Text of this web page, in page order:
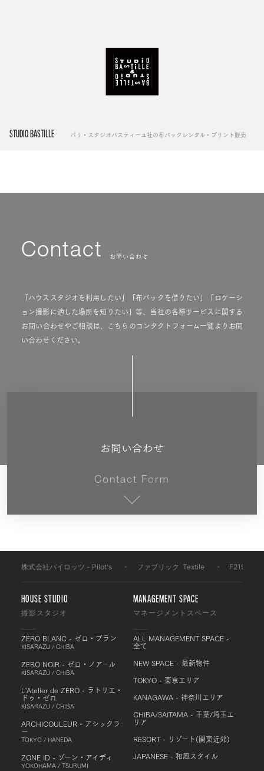
STUDIO BASTILLE パリ・スタジオバスティーユ社の布バックレンタル・プリント販売
Contact お問い合わせ
「ハウススタジオを利用したい」「布バックを借りたい」「ロケーシ
ョン撮影に適した場所を知りたい」等、当社の各種サービスに関する
お問い合わせやご相談は、こちらのコンタクトフォーム一覧よりお問
い合わせください。
お問い合わせ
Contact Form
株式会社パイロッツ - Pilot's ファブリック Textile F2197A
HOUSE STUDIO
撮影スタジオ
ZERO BLANC - ゼロ・ブラン
KISARAZU / CHIBA
ZERO NOIR - ゼロ・ノアール
KISARAZU / CHIBA
L'Atelier de ZERO - ラトリエ・
ドゥ・ゼロ
KISARAZU / CHIBA
ARCHICOULEUR - アシックラ
ー
TOKYO / HANEDA
ZONE ID - ゾーン・アイディ
YOKOHAMA / TSURUMI
MANAGEMENT SPACE
マネージメントスペース
ALL MANAGEMENT SPACE -
全て
NEW SPACE - 最新物件
TOKYO - 東京エリア
KANAGAWA - 神奈川エリア
CHIBA/SAITAMA - 千葉/埼玉エ
リア
RESORT - リゾート(関東近郊)
JAPANESE - 和風スタイル